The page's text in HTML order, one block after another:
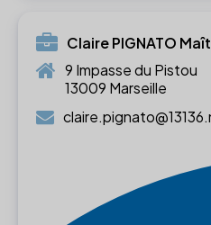
Claire PIGNATO
9 Impasse du Pistou
13009 Marseille